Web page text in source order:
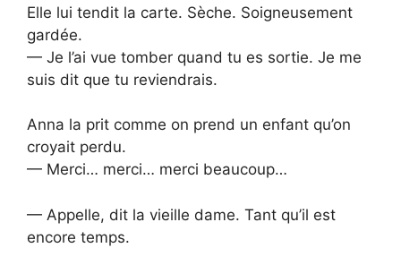
Elle lui tendit la carte. Sèche. Soigneusement
gardée.
— Je l’ai vue tomber quand tu es sortie. Je me
suis dit que tu reviendrais.
Anna la prit comme on prend un enfant qu’on
croyait perdu.
— Merci… merci… merci beaucoup…
— Appelle, dit la vieille dame. Tant qu’il est
encore temps.